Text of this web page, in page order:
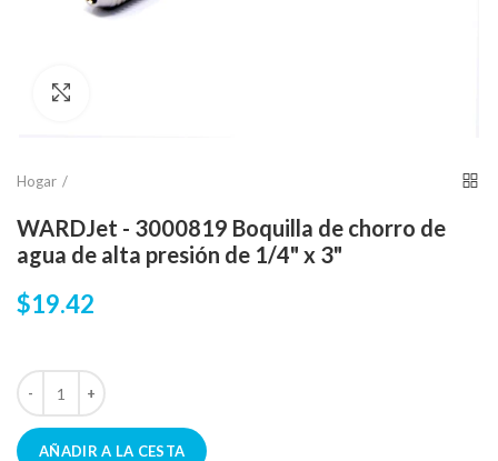
Hogar
WARDJet - 3000819 Boquilla de chorro de
agua de alta presión de 1/4" x 3"
$19.42
AÑADIR A LA CESTA